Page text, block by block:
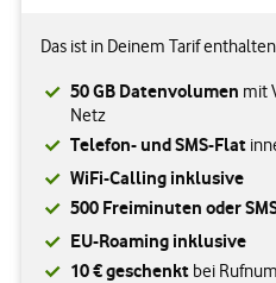
Das ist in Deinem Tarif
50 GB Datenvolumen mit
Netz
Telefon- und SMS-Flat
WiFi-Calling inklusive
500 Freiminuten oder
EU-Roaming inklusive
10 € geschenkt bei